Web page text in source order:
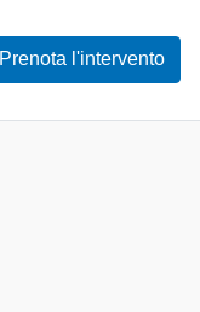
Prenota l'intervento